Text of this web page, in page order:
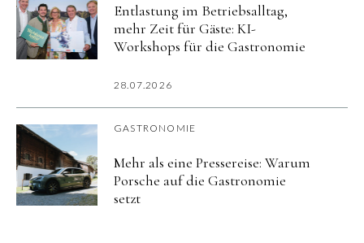
Entlastung im Betriebsalltag,
mehr Zeit für Gäste: KI-
Workshops für die Gastronomie
28.07.2026
GASTRONOMIE
Mehr als eine Pressereise: Warum
Porsche auf die Gastronomie
setzt